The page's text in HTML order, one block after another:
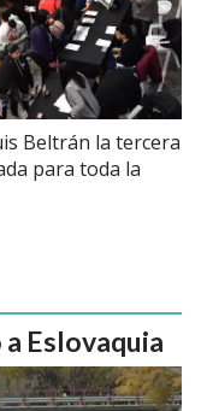
Beltrán la tercera
para toda la
Eslovaquia